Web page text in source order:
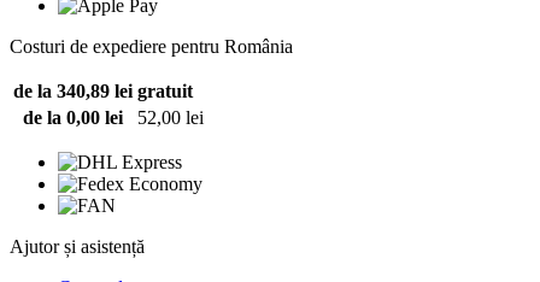
Costuri de expediere pentru România
de la 340,89 lei gratuit
de la 0,00 lei
52,00 lei
Ajutor și asistență